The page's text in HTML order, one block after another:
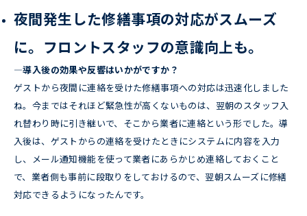
夜間発生した修繕事項の対応がスムーズ
に。フロントスタッフの意識向上も。
―導入後の効果や反響はいかがですか？
ゲストから夜間に連絡を受けた修繕事項への対応は迅速化しました
ね。今まではそれほど緊急性が高くないものは、翌朝のスタッフ入
れ替わり時に引き継いで、そこから業者に連絡という形でした。導
入後は、ゲストからの連絡を受けたときにシステムに内容を入力
し、メール通知機能を使って業者にあらかじめ連絡しておくこと
で、業者側も事前に段取りをしておけるので、翌朝スムーズに修繕
対応できるようになったんです。